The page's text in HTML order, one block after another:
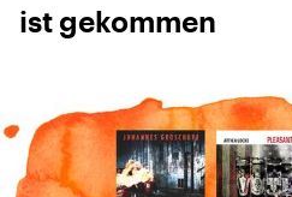
ist gekommen